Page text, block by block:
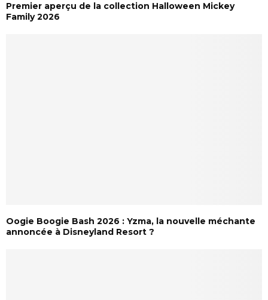
Premier aperçu de la collection Halloween Mickey
Family 2026
Oogie Boogie Bash 2026 : Yzma, la nouvelle méchante
annoncée à Disneyland Resort ?